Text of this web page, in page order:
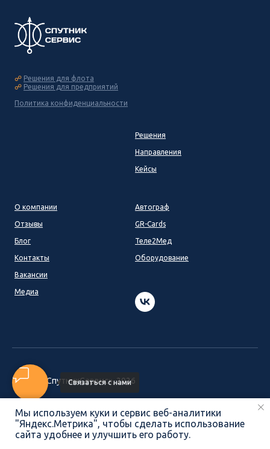
☍ Решения для флота
☍ Решения для предприятий
Политика конфиденциальности
Решения
Направления
Кейсы
О компании
Отзывы
Блог
Контакты
Вакансии
Медиа
Автограф
GR-Cards
Теле2Мед
Оборудование
© ООО «СпутникCервис», 2026
8 800 222-70-32| info@sputnik-ptz.ru
ПОЗВОНИТЬ НАПИСАТЬ
Связаться с нами
Мы используем куки и сервис веб-аналитики
"Яндекс.Метрика", чтобы сделать использование
сайта удобнее и улучшить его работу.